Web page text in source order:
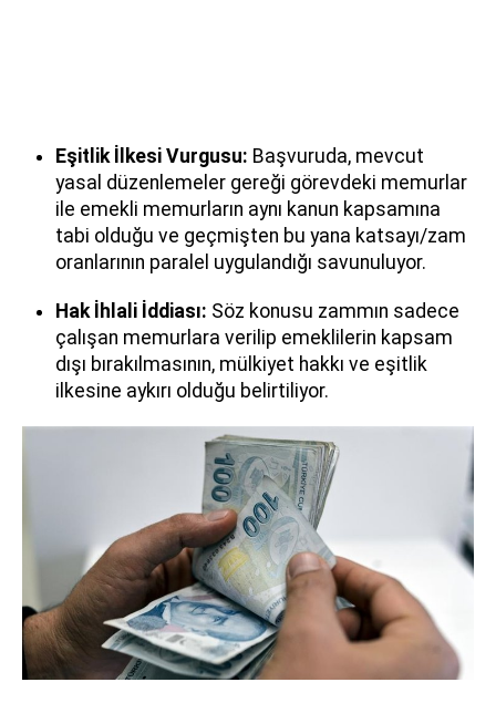
Eşitlik İlkesi Vurgusu: Başvuruda, mevcut
yasal düzenlemeler gereği görevdeki memurlar
ile emekli memurların aynı kanun kapsamına
tabi olduğu ve geçmişten bu yana katsayı/zam
oranlarının paralel uygulandığı savunuluyor.
Hak İhlali İddiası: Söz konusu zammın sadece
çalışan memurlara verilip emeklilerin kapsam
dışı bırakılmasının, mülkiyet hakkı ve eşitlik
ilkesine aykırı olduğu belirtiliyor.